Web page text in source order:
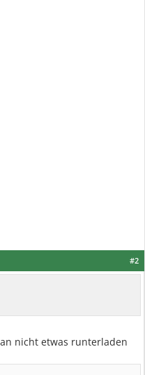
#2
nicht etwas runterladen